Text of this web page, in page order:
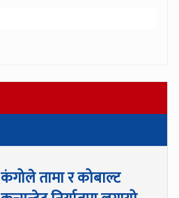
कंगोले तामा र कोबाल्ट